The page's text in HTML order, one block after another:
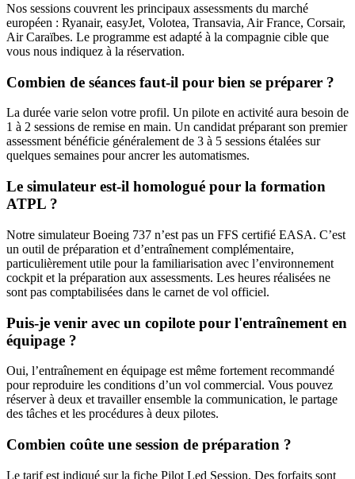
Nos sessions couvrent les principaux assessments du marché
européen : Ryanair, easyJet, Volotea, Transavia, Air France, Corsair,
Air Caraïbes. Le programme est adapté à la compagnie cible que
vous nous indiquez à la réservation.
Combien de séances faut-il pour bien se préparer ?
La durée varie selon votre profil. Un pilote en activité aura besoin de
1 à 2 sessions de remise en main. Un candidat préparant son premier
assessment bénéficie généralement de 3 à 5 sessions étalées sur
quelques semaines pour ancrer les automatismes.
Le simulateur est-il homologué pour la formation
ATPL ?
Notre simulateur Boeing 737 n’est pas un FFS certifié EASA. C’est
un outil de préparation et d’entraînement complémentaire,
particulièrement utile pour la familiarisation avec l’environnement
cockpit et la préparation aux assessments. Les heures réalisées ne
sont pas comptabilisées dans le carnet de vol officiel.
Puis-je venir avec un copilote pour l'entraînement en
équipage ?
Oui, l’entraînement en équipage est même fortement recommandé
pour reproduire les conditions d’un vol commercial. Vous pouvez
réserver à deux et travailler ensemble la communication, le partage
des tâches et les procédures à deux pilotes.
Combien coûte une session de préparation ?
Le tarif est indiqué sur la fiche Pilot Led Session. Des forfaits sont